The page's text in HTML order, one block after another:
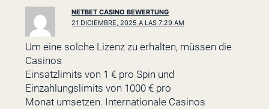
NETBET CASINO BEWERTUNG
21 DICIEMBRE, 2025 A LAS 7:29 AM
Um eine solche Lizenz zu erhalten, müssen die
Casinos
Einsatzlimits von 1 € pro Spin und
Einzahlungslimits von 1000 € pro
Monat umsetzen. Internationale Casinos